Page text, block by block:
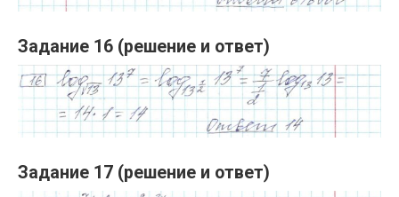
Задание 16 (решение и ответ)
Задание 17 (решение и ответ)